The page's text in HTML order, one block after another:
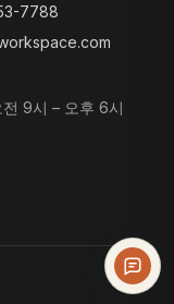
7788
전 9시 – 오후 6시